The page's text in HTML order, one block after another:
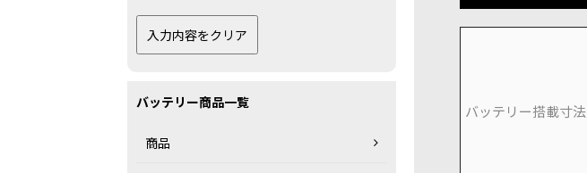
バッテリー搭載寸法
バッテリー商品一覧
商品